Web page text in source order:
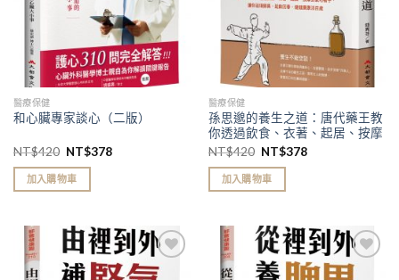
醫療保健
和心臟專家談心（二版）
NT$420 NT$378
加入購物車
醫療保健
孫思邈的養生之道：唐代藥王教
你透過飲食、衣著、起居、按摩
到氣功著手，讓你返璞歸真、延
齡回春，健健康康活百歲
NT$420 NT$378
加入購物車
加入
加入